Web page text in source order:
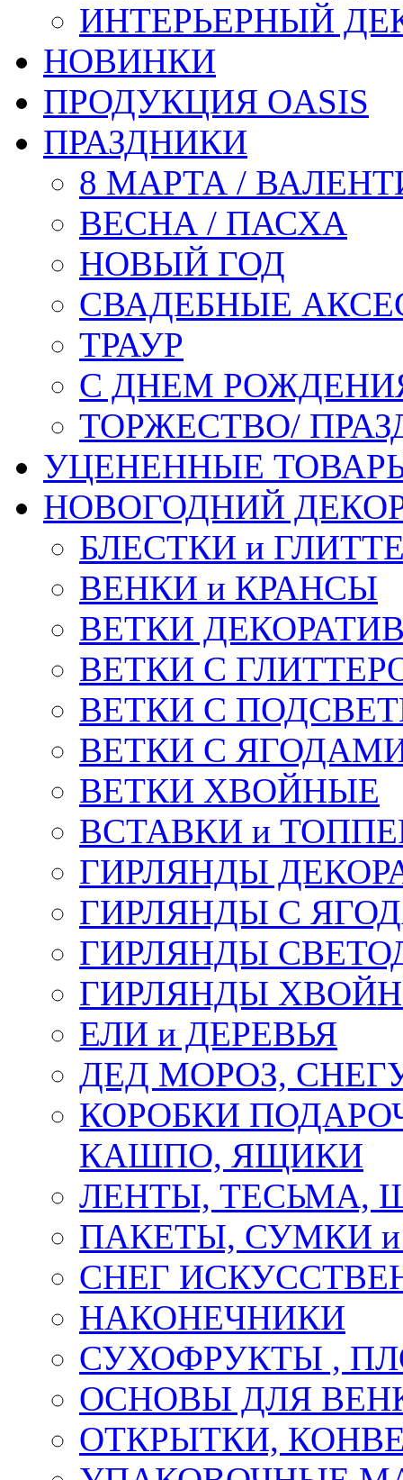
ИНТЕРЬЕРНЫЙ
НОВИНКИ
ПРОДУКЦИЯ OASIS
ПРАЗДНИКИ
8 МАРТА /
ВЕСНА / ПАСХА
НОВЫЙ ГОД
СВАДЕБНЫЕ
ТРАУР
С ДНЕМ
ТОРЖЕСТВО/
УЦЕНЕННЫЕ
НОВОГОДНИЙ
БЛЕСТКИ и
ВЕНКИ и КРАНСЫ
ВЕТКИ
ВЕТКИ С
ВЕТКИ С
ВЕТКИ С
ВЕТКИ ХВОЙНЫЕ
ВСТАВКИ и
ГИРЛЯНДЫ
ГИРЛЯНДЫ С
ГИРЛЯНДЫ
ГИРЛЯНДЫ
ЕЛИ и ДЕРЕВЬЯ
ДЕД МОРОЗ,
КОРОБКИ
КАШПО, ЯЩИКИ
ЛЕНТЫ, ТЕСЬМА,
ПАКЕТЫ, СУМКИ
СНЕГ
НАКОНЕЧНИКИ
СУХОФРУКТЫ ,
ОСНОВЫ ДЛЯ
ОТКРЫТКИ,